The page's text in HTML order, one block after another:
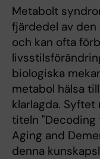
Metabolt
fjärdedel av
och kan ofta
biologiska
metabol hälsa
klarlagda.
titeln "Decoding
Aging and
denna